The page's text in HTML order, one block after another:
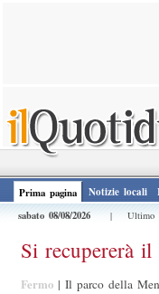
Prima pagina Notizie locali
sabato 08/08/2026
| Ultimo
Si recupererà
Fermo | Il parco della